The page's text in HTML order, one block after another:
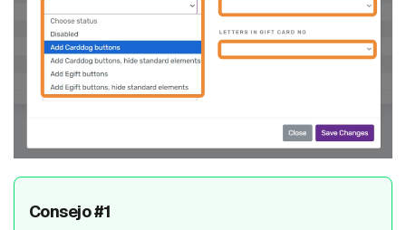
Consejo #1